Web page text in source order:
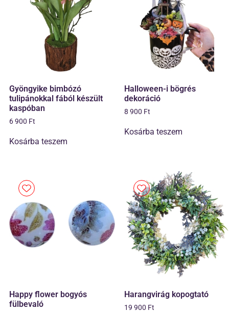
Gyöngyike bimbózó
tulipánokkal fából készült
kaspóban
6 900 Ft
Kosárba teszem
Halloween-i bögrés
dekoráció
8 900 Ft
Kosárba teszem
Happy flower bogyós
fülbevaló
Harangvirág kopogtató
19 900 Ft